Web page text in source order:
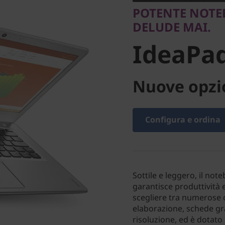
POTENTE
DELUDE MAI.
Nuove
Configura e ordina
Sottile e leggero, il
garantisce produttività
scegliere tra
elaborazione, schede
risoluzione, ed è dotato